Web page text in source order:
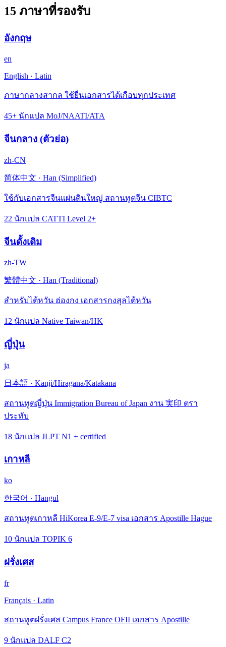
15 ภาษาที่รองรับ
อังกฤษ
en
English · Latin
ภาษากลางสากล ใช้ยื่นเอกสารได้เกือบทุกประเทศ
45+ นักแปล MoJ/NAATI/ATA
จีนกลาง (ตัวย่อ)
zh-CN
简体中文 · Han (Simplified)
ใช้กับเอกสารจีนแผ่นดินใหญ่ สถานทูตจีน CIBTC
22 นักแปล CATTI Level 2+
จีนดั้งเดิม
zh-TW
繁體中文 · Han (Traditional)
สำหรับไต้หวัน ฮ่องกง เอกสารกงสุลไต้หวัน
12 นักแปล Native Taiwan/HK
ญี่ปุ่น
ja
日本語 · Kanji/Hiragana/Katakana
สถานทูตญี่ปุ่น Immigration Bureau of Japan งาน 実印 ตรา
ประทับ
18 นักแปล JLPT N1 + certified
เกาหลี
ko
한국어 · Hangul
สถานทูตเกาหลี HiKorea E-9/E-7 visa เอกสาร Apostille Hague
10 นักแปล TOPIK 6
ฝรั่งเศส
fr
Français · Latin
สถานทูตฝรั่งเศส Campus France OFII เอกสาร Apostille
9 นักแปล DALF C2